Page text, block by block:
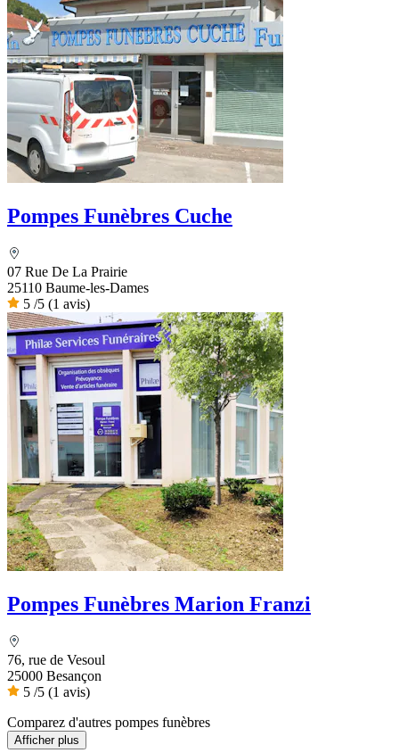
Pompes Funèbres Cuche
07 Rue De La Prairie
25110 Baume-les-Dames
5 /5 (1 avis)
Pompes Funèbres Marion Franzi
76, rue de Vesoul
25000 Besançon
5 /5 (1 avis)
Comparez d'autres pompes funèbres
Afficher plus